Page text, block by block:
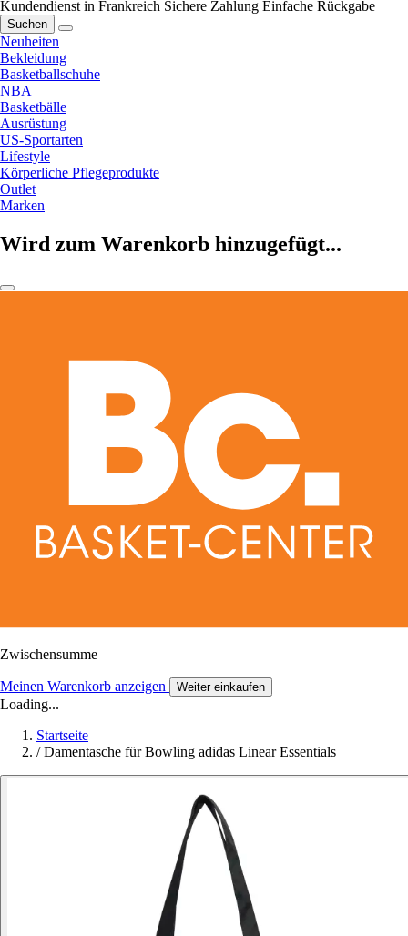
Kundendienst in Frankreich Sichere Zahlung Einfache Rückgabe
Suchen
Neuheiten
Bekleidung
Basketballschuhe
NBA
Basketbälle
Ausrüstung
US-Sportarten
Lifestyle
Körperliche Pflegeprodukte
Outlet
Marken
Wird zum Warenkorb hinzugefügt...
Zwischensumme
Meinen Warenkorb anzeigen Weiter einkaufen
Loading...
Startseite
/ Damentasche für Bowling adidas Linear Essentials